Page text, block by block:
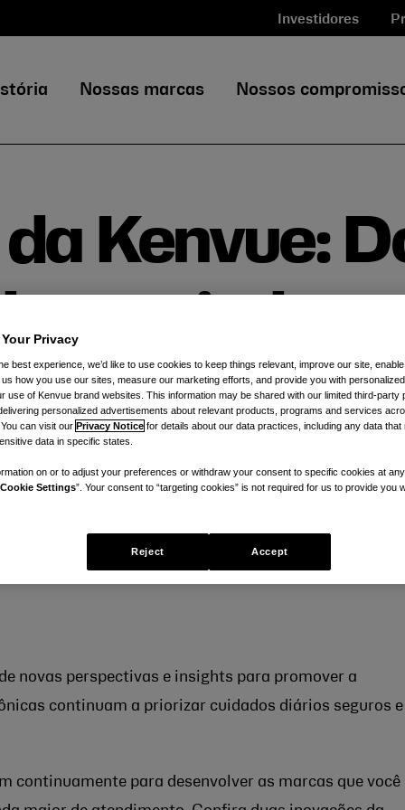
Investidores
Nossas marcas Nossos
Kenvue:
ajudam
e na
da Kenvue, que promovem os
novas perspectivas e insights para promover a
continuam a priorizar cuidados diários seguros e
continuamente para desenvolver as marcas que você
Privacy
best experience, we’d like to use cookies to keep things relevant, improve our site,
how you use our sites, measure our marketing efforts, and provide you with
use of Kenvue brand websites. This information may be shared with our limited third-party
personalized advertisements about relevant products, programs and services
can visit our Privacy Notice for details about our data practices, including any data that
data in specific states.
on or to adjust your preferences or withdraw your consent to specific cookies at
Settings”. Your consent to “targeting cookies” is not required for us to provide you
Reject Accept